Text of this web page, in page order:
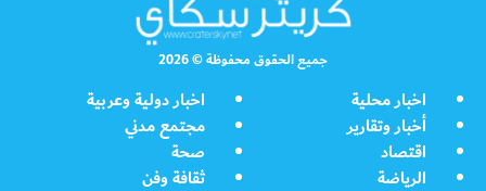
جميع الحقوق محفوظة © 2026
اخبار محلية
اخبار دولية وعربية
أخبار وتقارير
مجتمع مدني
اقتصاد
صحة
الرياضة
ثقافة وفن